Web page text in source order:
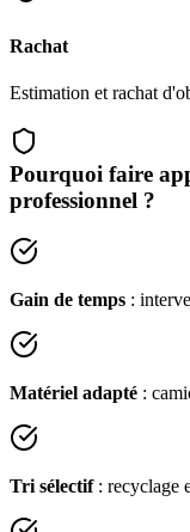
Rachat
Estimation et rachat
Pourquoi faire
professionnel ?
Gain de temps :
Matériel adapté :
Tri sélectif: recyclage